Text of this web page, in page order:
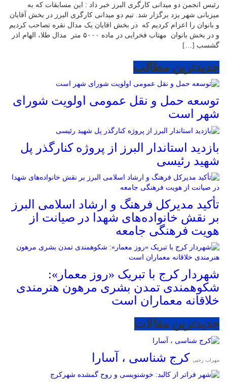
رئیس انجمن دو میدانی کارگری البرز خبر داد : این مسابقات که به
میزبانی شهر یزد برگزار شد. تیم دو میدانی کارگری البرز در بخش آقایان
و بانوان را اعزام کردیم که در بخش اقایان یک مدال نقره تصاحب کردیم
و در بخش بانوان مهتاب فخرایی در ماده ۵۰۰۰ متر مدال طلا، الهام اذر
گشسب […]
جدیدترین مطالب
توسعه حمل و نقل عمومی اولویت شورای
شهر است
بازدید استاندار البرز از پروژه کنارگذر پل
شهید رئیسی
تأکید مدیرکل فرهنگ و ارشاد اسلامی البرز
بر نقش خانواده‌های شهدا در صیانت از
هویت فرهنگی جامعه
شهردار کرج با تبریک «روز معمار»:
شکوهمندی تمدن بشری مرهون هنرمندی
خلاقانه معماران است
جدیدترین مقالات
مهراب رجبی کرج شناسی ، آسارا